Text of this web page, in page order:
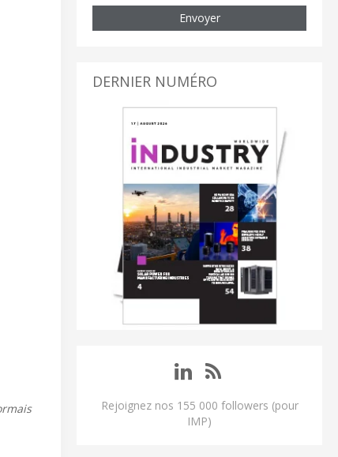
Envoyer
DERNIER NUMÉRO
Rejoignez nos 155 000 followers (pour
IMP)